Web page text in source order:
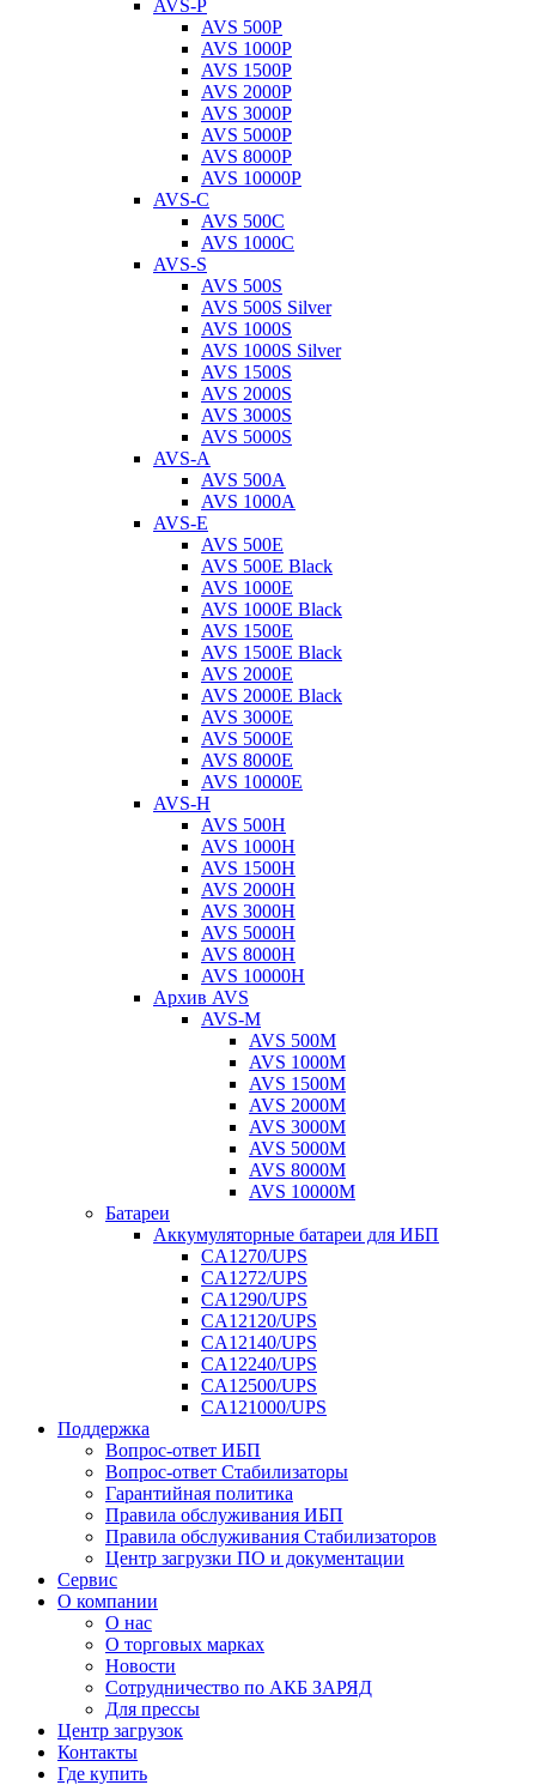
AVS-P
AVS 500P
AVS 1000P
AVS 1500P
AVS 2000P
AVS 3000P
AVS 5000P
AVS 8000P
AVS 10000P
AVS-C
AVS 500C
AVS 1000C
AVS-S
AVS 500S
AVS 500S Silver
AVS 1000S
AVS 1000S Silver
AVS 1500S
AVS 2000S
AVS 3000S
AVS 5000S
AVS-A
AVS 500A
AVS 1000A
AVS-E
AVS 500E
AVS 500E Black
AVS 1000E
AVS 1000E Black
AVS 1500E
AVS 1500E Black
AVS 2000E
AVS 2000E Black
AVS 3000E
AVS 5000E
AVS 8000E
AVS 10000E
AVS-H
AVS 500H
AVS 1000H
AVS 1500H
AVS 2000H
AVS 3000H
AVS 5000H
AVS 8000H
AVS 10000H
Архив AVS
AVS-M
AVS 500M
AVS 1000M
AVS 1500M
AVS 2000M
AVS 3000M
AVS 5000M
AVS 8000M
AVS 10000M
Батареи
Аккумуляторные батареи для ИБП
CA1270/UPS
CA1272/UPS
CA1290/UPS
CA12120/UPS
CA12140/UPS
CA12240/UPS
CA12500/UPS
CA121000/UPS
Поддержка
Вопрос-ответ ИБП
Вопрос-ответ Стабилизаторы
Гарантийная политика
Правила обслуживания ИБП
Правила обслуживания Стабилизаторов
Центр загрузки ПО и документации
Сервис
О компании
О нас
О торговых марках
Новости
Сотрудничество по АКБ ЗАРЯД
Для прессы
Центр загрузок
Контакты
Где купить